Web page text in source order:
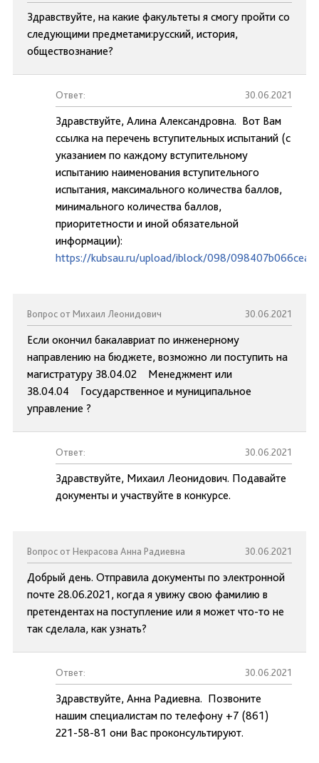
Здравствуйте, на какие факультеты я смогу пройти со
следующими предметами:русский, история,
обществознание?
Ответ: 30.06.2021
Здравствуйте, Алина Александровна. Вот Вам
ссылка на перечень вступительных испытаний (с
указанием по каждому вступительному
испытанию наименования вступительного
испытания, максимального количества баллов,
минимального количества баллов,
приоритетности и иной обязательной
информации):
https://kubsau.ru/upload/iblock/098/
Вопрос от Михаил Леонидович 30.06.2021
Если окончил бакалавриат по инженерному
направлению на бюджете, возможно ли поступить на
магистратуру 38.04.02 Менеджмент или
38.04.04 Государственное и муниципальное
управление ?
Ответ: 30.06.2021
Здравствуйте, Михаил Леонидович. Подавайте
документы и участвуйте в конкурсе.
Вопрос от Некрасова Анна Радиевна 30.06.2021
Добрый день. Отправила документы по электронной
почте 28.06.2021, когда я увижу свою фамилию в
претендентах на поступление или я может что-то не
так сделала, как узнать?
Ответ: 30.06.2021
Здравствуйте, Анна Радиевна. Позвоните
нашим специалистам по телефону +7 (861)
221-58-81 они Вас проконсультируют.